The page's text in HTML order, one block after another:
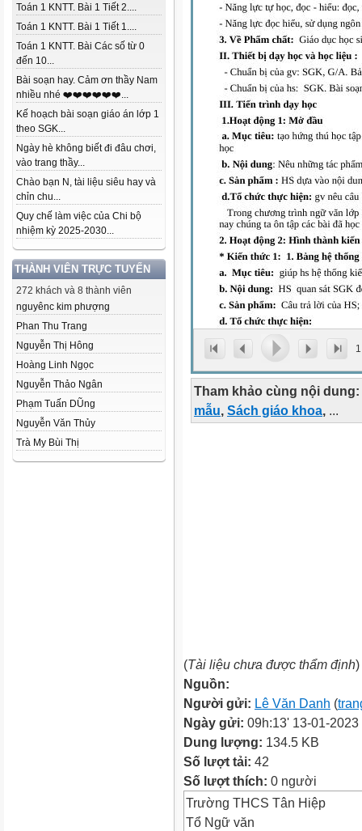
Toán 1 KNTT. Bài 1 Tiết 2....
Toán 1 KNTT. Bài 1 Tiết 1....
Toán 1 KNTT. Bài Các số từ 0
đến 10...
Bài soạn hay. Cảm ơn thầy Nam
nhiều nhé ❤️❤️❤️❤️❤️❤️...
Kế hoạch bài soạn giáo án lớp 1
theo SGK...
Ngày hè không biết đi đâu chơi,
vào trang thầy...
Chào bạn N, tài liệu siêu hay và
chỉn chu...
Quy chế làm việc của Chi bộ
nhiệm kỳ 2025-2030...
THÀNH VIÊN TRỰC TUYẾN
272 khách và 8 thành viên
nguyênc kim phượng
Phan Thu Trang
Nguyễn Thị Hông
Hoàng Linh Ngọc
Nguyễn Thảo Ngân
Phạm Tuấn DŨng
Nguyễn Văn Thủy
Trà My Bùi Thị
1
Tham khảo cùng nội dung:
mẫu, Sách giáo khoa, ...
(Tài liệu chưa được thẩm định)
Nguồn:
Người gửi: Lê Văn Danh (
Ngày gửi: 09h:13' 13-01-2023
Dung lượng: 134.5 KB
Số lượt tải: 42
Số lượt thích: 0 người
Trường THCS Tân Hiệp
Tổ Ngữ văn